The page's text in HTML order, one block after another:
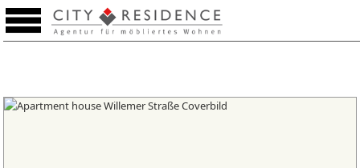
Lista de preferencias (0)